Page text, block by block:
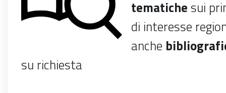
tematiche sui
di interesse
anche
su richiesta